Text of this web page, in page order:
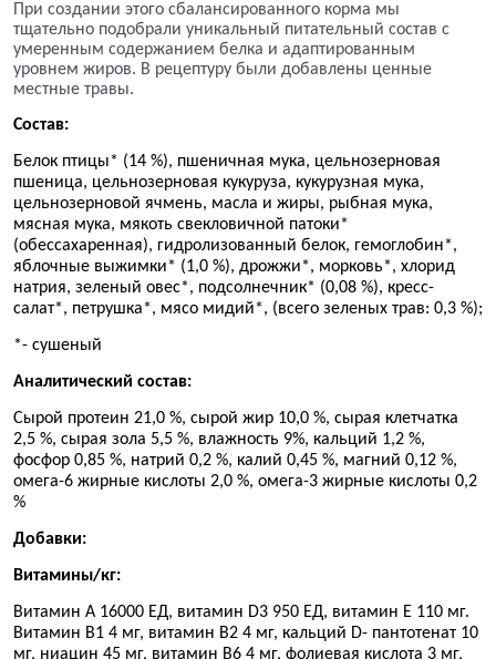
При создании этого сбалансированного корма мы
тщательно подобрали уникальный питательный состав с
умеренным содержанием белка и адаптированным
уровнем жиров. В рецептуру были добавлены ценные
местные травы.
Состав:
Белок птицы* (14 %), пшеничная мука, цельнозерновая
пшеница, цельнозерновая кукуруза, кукурузная мука,
цельнозерновой ячмень, масла и жиры, рыбная мука,
мясная мука, мякоть свекловичной патоки*
(обессахаренная), гидролизованный белок, гемоглобин*,
яблочные выжимки* (1,0 %), дрожжи*, морковь*, хлорид
натрия, зеленый овес*, подсолнечник* (0,08 %), кресс-
салат*, петрушка*, мясо мидий*, (всего зеленых трав: 0,3 %);
*- сушеный
Аналитический состав:
Сырой протеин 21,0 %, сырой жир 10,0 %, сырая клетчатка
2,5 %, сырая зола 5,5 %, влажность 9%, кальций 1,2 %,
фосфор 0,85 %, натрий 0,2 %, калий 0,45 %, магний 0,12 %,
омега-6 жирные кислоты 2,0 %, омега-3 жирные кислоты 0,2
%
Добавки:
Витамины/кг:
Витамин A 16000 ЕД, витамин D3 950 ЕД, витамин Е 110 мг.
Витамин B1 4 мг, витамин В2 4 мг, кальций D- пантотенат 10
мг, ниацин 45 мг, витамин В6 4 мг, фолиевая кислота 3 мг,